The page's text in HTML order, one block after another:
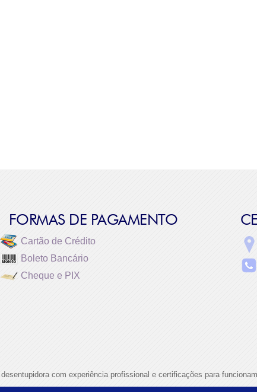
FORMAS DE PAGAMENTO
Cartão de Crédito
Boleto Bancário
Cheque e PIX
com experiência profissional e certificações para